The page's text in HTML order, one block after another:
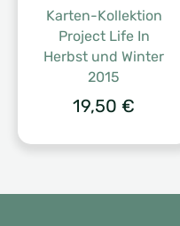
Karten-Kollektion
Project Life In
Herbst und Winter
2015
19,50 €